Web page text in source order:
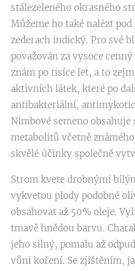
stálezeleného okrasného
Můžeme ho také nalézt
zederach indický. Pro své
považován za vysoce
znám po tisíce let, a to
aktivních látek, které po
antibakteriální,
Nimbové semeno
metabolitů včetně
skvělé účinky společně
Strom kvete drobnými
vykvetou plody podobné
obsahovat až 50% oleje.
tmavě hnědou barvu.
jeho silný, pomalu až
vůni koření. Se zjištěním,